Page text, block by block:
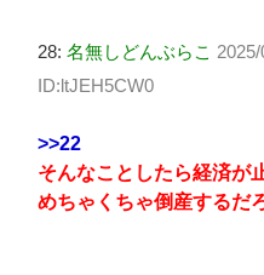
28: 名無しどんぶらこ
ID:ltJEH5CW0
>>22
そんなことしたら経済が
めちゃくちゃ倒産するだ